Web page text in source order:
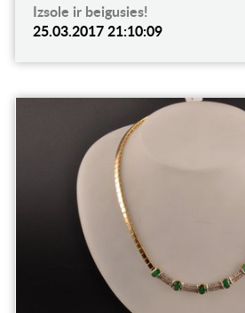
Izsole ir beigusies!
25.03.2017 21:10:09